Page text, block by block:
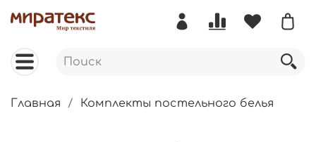
Главная Комплекты постельного белья